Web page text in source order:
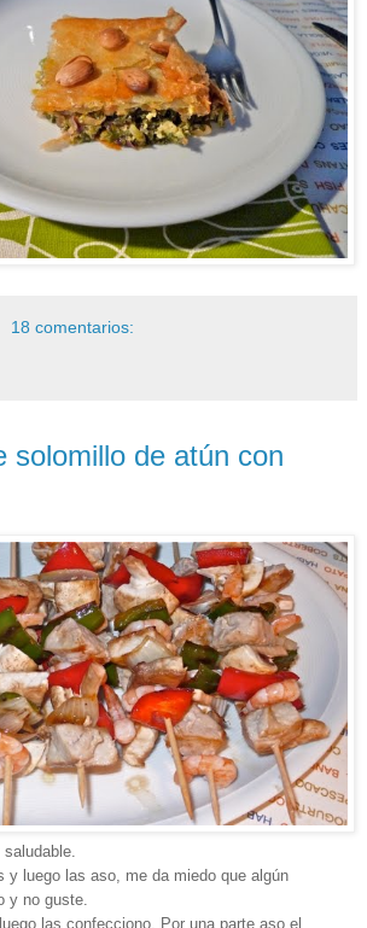
18 comentarios:
solomillo de atún con
y luego las aso, me da miedo que algún
y no guste.
las confecciono. Por una parte aso el